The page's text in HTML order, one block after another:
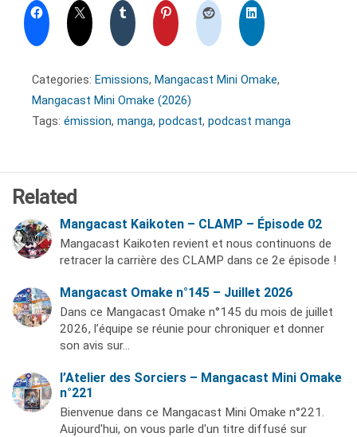
Categories: Emissions, Mangacast Mini Omake,
Mangacast Mini Omake (2026)
Tags: émission, manga, podcast, podcast manga
Related
Mangacast Kaikoten – CLAMP – Épisode 02
Mangacast Kaikoten revient et nous continuons de
retracer la carrière des CLAMP dans ce 2e épisode !
Mangacast Omake n°145 – Juillet 2026
Dans ce Mangacast Omake n°145 du mois de juillet
2026, l’équipe se réunie pour chroniquer et donner
son avis sur…
l’Atelier des Sorciers – Mangacast Mini Omake
n°221
Bienvenue dans ce Mangacast Mini Omake n°221.
Aujourd'hui, on vous parle d'un titre diffusé sur